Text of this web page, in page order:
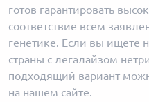
готов гарантировать
соответствие всем
генетике. Если вы ищете
страны с легалайзом
подходящий вариант
на нашем сайте.